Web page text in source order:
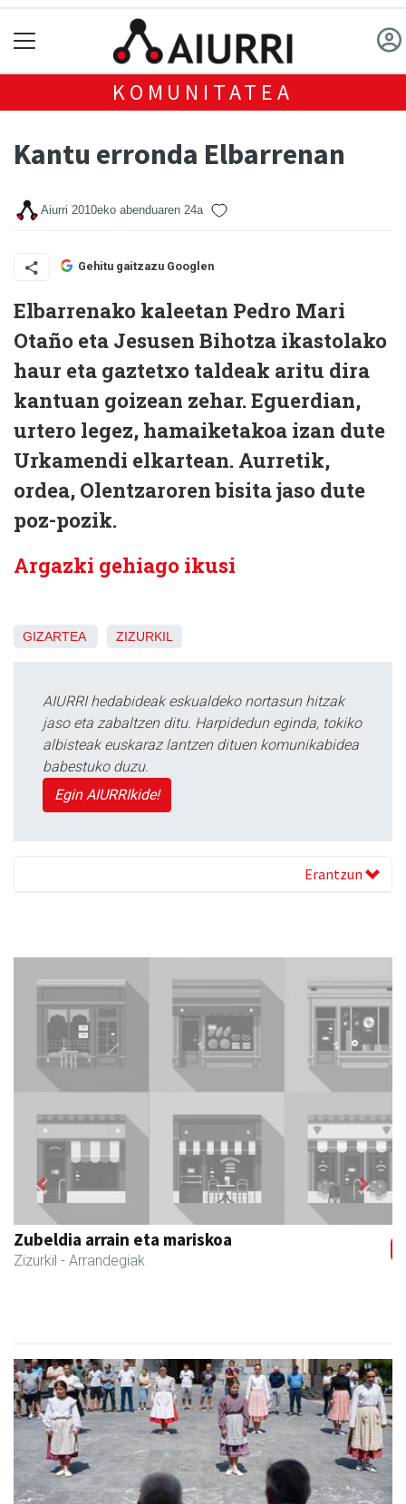
KOMUNITATEA
Kantu erronda Elbarrenan
Aiurri 2010eko abenduaren 24a
Gehitu gaitzazu Googlen
Elbarrenako kaleetan Pedro Mari
Otaño eta Jesusen Bihotza ikastolako
haur eta gaztetxo taldeak aritu dira
kantuan goizean zehar. Eguerdian,
urtero legez, hamaiketakoa izan dute
Urkamendi elkartean. Aurretik,
ordea, Olentzaroren bisita jaso dute
poz-pozik.
Argazki gehiago ikusi
GIZARTEA ZIZURKIL
AIURRI hedabideak eskualdeko nortasun hitzak
jaso eta zabaltzen ditu. Harpidedun eginda, tokiko
albisteak euskaraz lantzen dituen komunikabidea
babestuko duzu.
Egin AIURRIkide!
Erantzun
Zubeldia arrain eta mariskoa
Zizurkil - Arrandegiak
Previous Next